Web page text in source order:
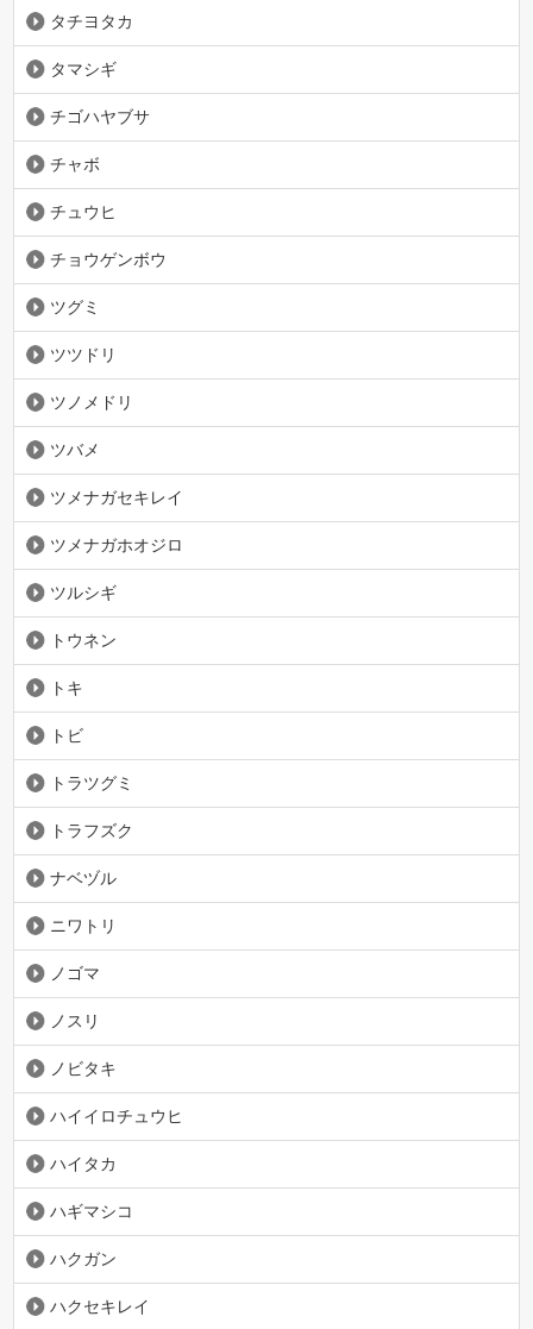
タチヨタカ
タマシギ
チゴハヤブサ
チャボ
チュウヒ
チョウゲンボウ
ツグミ
ツツドリ
ツノメドリ
ツバメ
ツメナガセキレイ
ツメナガホオジロ
ツルシギ
トウネン
トキ
トビ
トラツグミ
トラフズク
ナベヅル
ニワトリ
ノゴマ
ノスリ
ノビタキ
ハイイロチュウヒ
ハイタカ
ハギマシコ
ハクガン
ハクセキレイ